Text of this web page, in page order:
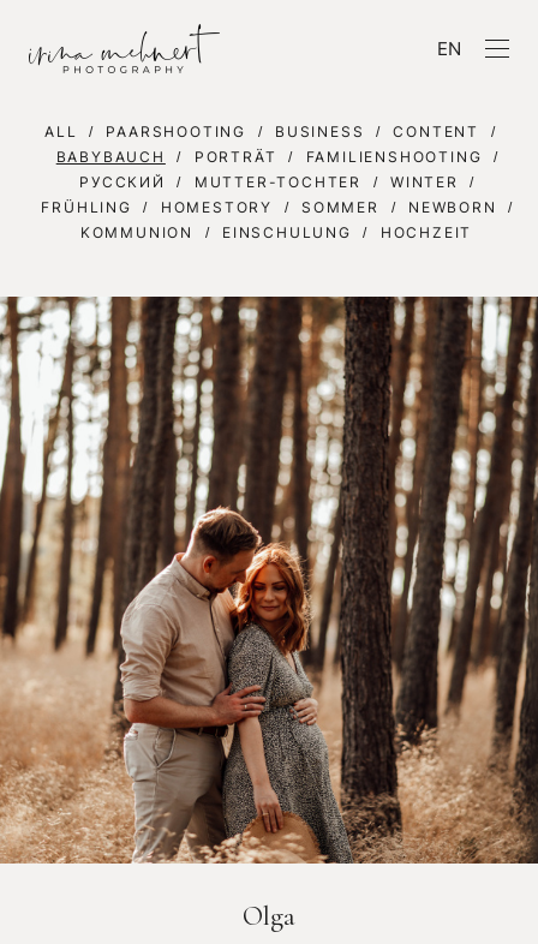
EN
ALL PAARSHOOTING BUSINESS
CONTENT
BABYBAUCH
PORTRÄT
FAMILIENSHOOTING
РУССКИЙ
MUTTER-TOCHTER
WINTER
FRÜHLING
HOMESTORY SOMMER
NEWBORN
KOMMUNION
EINSCHULUNG HOCHZEIT
Olga